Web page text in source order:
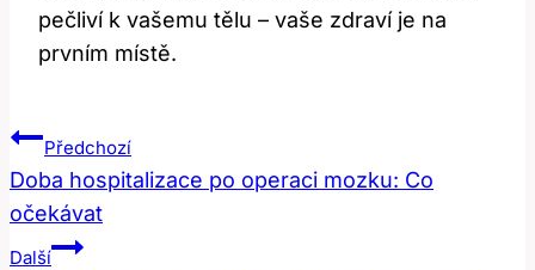
pečliví k vašemu tělu – vaše zdraví je na
prvním místě.
Navigace
Pro
Příspěvek
Předchozí
Doba hospitalizace po operaci mozku: Co
očekávat
Další